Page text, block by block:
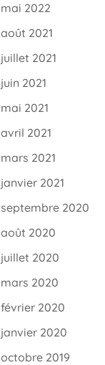
mai 2022
août 2021
juillet 2021
juin 2021
mai 2021
avril 2021
mars 2021
janvier 2021
septembre 2020
août 2020
juillet 2020
mars 2020
février 2020
janvier 2020
octobre 2019